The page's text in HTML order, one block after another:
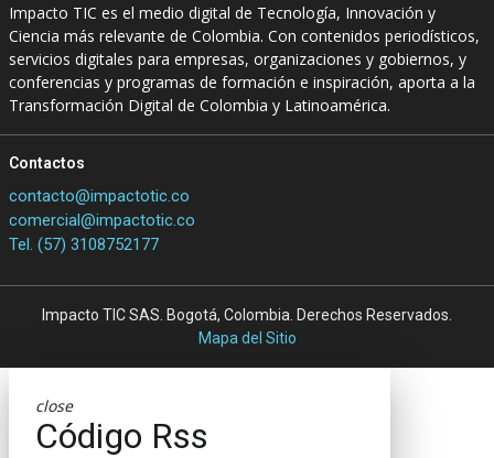
Impacto TIC es el medio digital de Tecnología, Innovación y
Ciencia más relevante de Colombia. Con contenidos periodísticos,
servicios digitales para empresas, organizaciones y gobiernos, y
conferencias y programas de formación e inspiración, aporta a la
Transformación Digital de Colombia y Latinoamérica.
Contactos
contacto@impactotic.co
comercial@impactotic.co
Tel. (57) 3108752177
Impacto TIC SAS. Bogotá, Colombia. Derechos Reservados.
Mapa del Sitio
close
Código Rss